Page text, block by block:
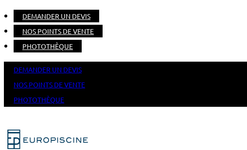
DEMANDER UN DEVIS
NOS POINTS DE VENTE
PHOTOTHÈQUE
DEMANDER UN DEVIS
NOS POINTS DE VENTE
PHOTOTHÈQUE